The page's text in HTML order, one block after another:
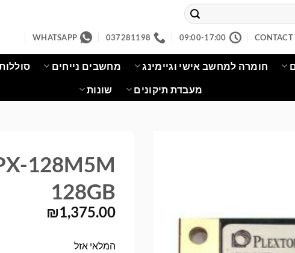
CONTACT
09:00-17:00
037281198
WHATSAPP
חומרה למחשב אישי וגיימינג מחשבים נייחים
מעבדת תיקונים שונות
128M5M
128GB
₪1,375.00
המלאי אזל